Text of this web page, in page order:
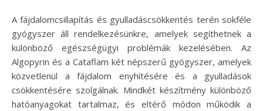
A fájdalomcsillapítás és gyulladáscsökkentés terén sokféle
gyógyszer áll rendelkezésünkre, amelyek segíthetnek a
különböző egészségügyi problémák kezelésében. Az
Algopyrin és a Cataflam két népszerű gyógyszer, amelyek
közvetlenül a fájdalom enyhítésére és a gyulladások
csökkentésére szolgálnak. Mindkét készítmény különböző
hatóanyagokat tartalmaz, és eltérő módon működik a